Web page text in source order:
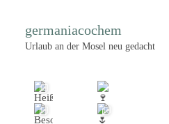
germaniacochem
Urlaub an der Mosel neu gedacht